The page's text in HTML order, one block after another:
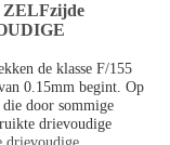
ZELFzijde
de klasse F/155
0.15mm begint. Op
door sommige
drievoudige